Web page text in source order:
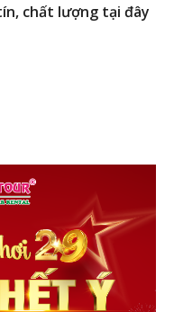
chất lượng tại đây